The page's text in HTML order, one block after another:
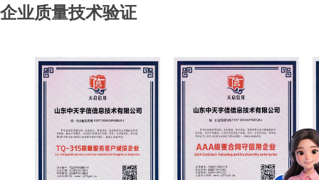
企业质量技术验证